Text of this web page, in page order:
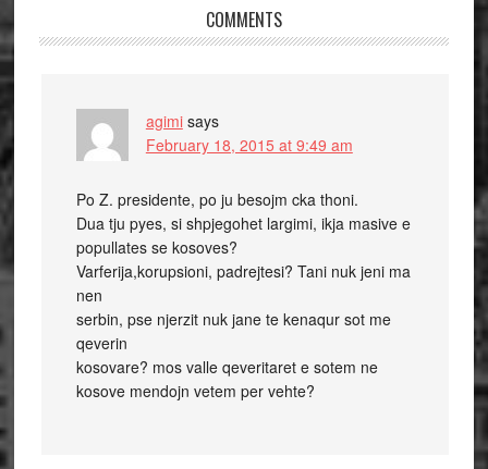
COMMENTS
agimi says
February 18, 2015 at 9:49 am
Po Z. presidente, po ju besojm cka thoni.
Dua tju pyes, si shpjegohet largimi, ikja masive e
popullates se kosoves?
Varferija,korupsioni, padrejtesi? Tani nuk jeni ma
nen
serbin, pse njerzit nuk jane te kenaqur sot me
qeverin
kosovare? mos valle qeveritaret e sotem ne
kosove mendojn vetem per vehte?